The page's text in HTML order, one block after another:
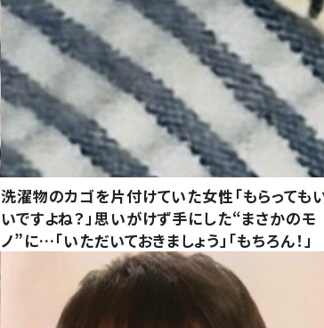
洗濯物のカゴを片付けていた女性「もらっても
いですよね？」思いがけず手にした“まさかのモ
ノ”に…「いただいておきましょう」「もちろん！」